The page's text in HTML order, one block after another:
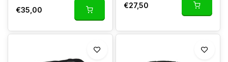
€35,00
€27,50